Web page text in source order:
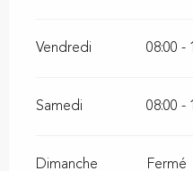
Vendredi 08:00 -
Samedi 08:00 -
Dimanche Fermé